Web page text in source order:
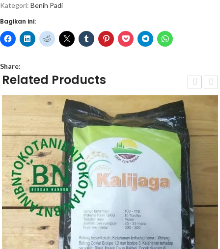
Kategori: Benih Padi
Bagikan ini:
Share:
Related Products